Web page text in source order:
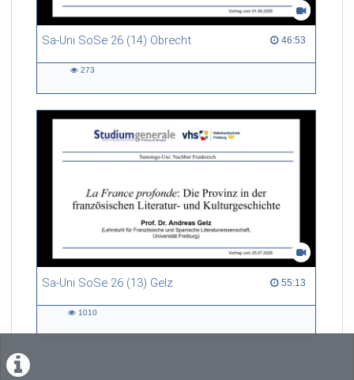
Sa-Uni SoSe 26 (14) Obrecht 46:53
46:53 duration
273
Sa-Uni SoSe 26 (13) Gelz 55:13
55:13 duration
1010